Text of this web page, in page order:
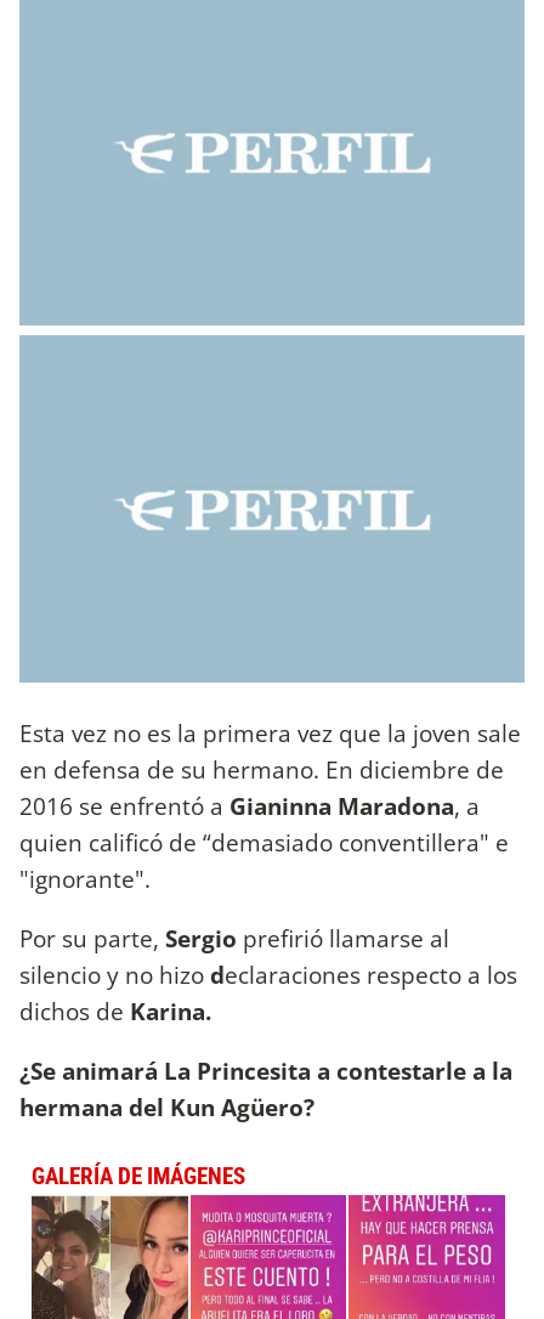
Esta vez no es la primera vez que la joven sale
en defensa de su hermano. En diciembre de
2016 se enfrentó a Gianinna Maradona, a
quien calificó de “demasiado conventillera" e
"ignorante".
Por su parte, Sergio prefirió llamarse al
silencio y no hizodeclaraciones respecto a los
dichos de Karina.
¿Se animará La Princesita a contestarle a la
hermana del Kun Agüero?
GALERÍA DE IMÁGENES